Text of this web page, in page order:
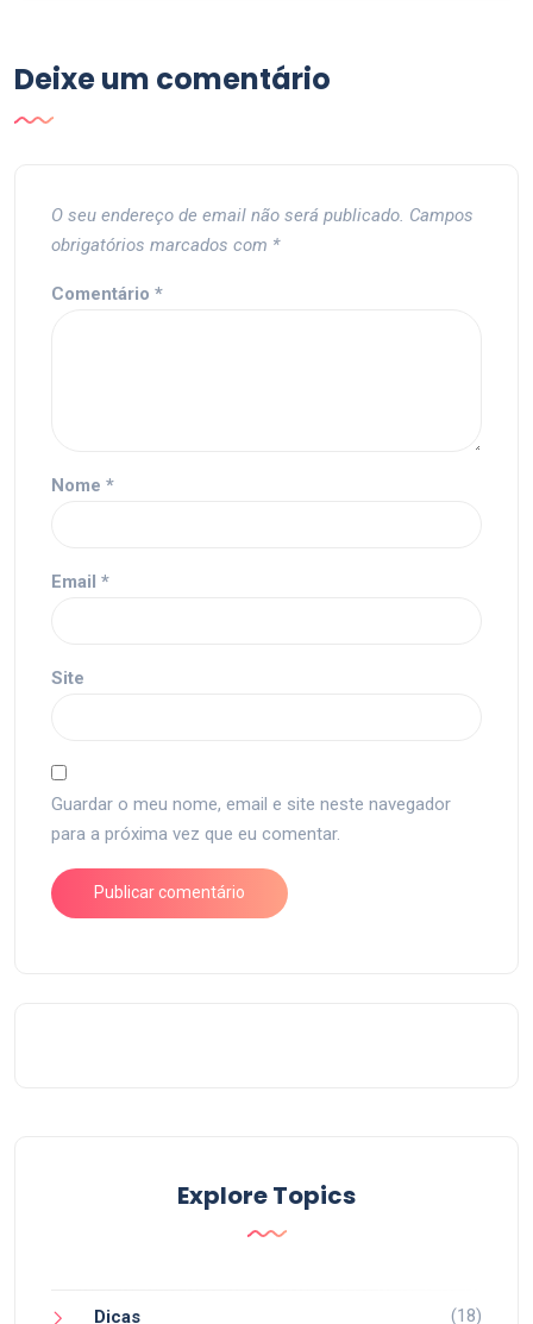
Deixe um comentário
O seu endereço de email não será publicado. Campos
obrigatórios marcados com *
Comentário *
Nome *
Email *
Site
Guardar o meu nome, email e site neste navegador
para a próxima vez que eu comentar.
Explore Topics
Dicas (18)